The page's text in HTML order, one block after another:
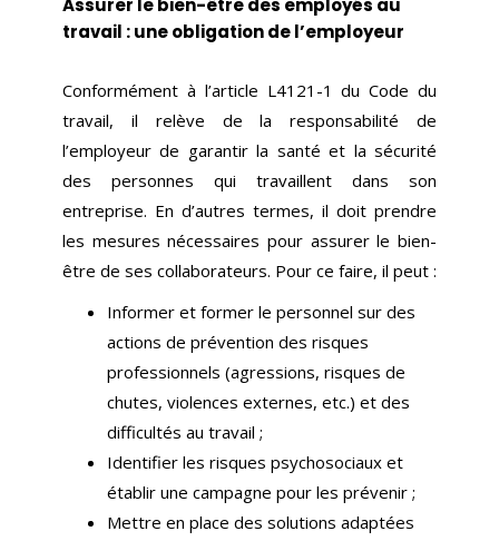
Assurer le bien-être des employés au
travail : une obligation de l’employeur
Conformément à l’article L4121-1 du Code du
travail, il relève de la responsabilité de
l’employeur de garantir la santé et la sécurité
des personnes qui travaillent dans son
entreprise. En d’autres termes, il doit prendre
les mesures nécessaires pour assurer le bien-
être de ses collaborateurs. Pour ce faire, il peut :
Informer et former le personnel sur des
actions de prévention des risques
professionnels (agressions, risques de
chutes, violences externes, etc.) et des
difficultés au travail ;
Identifier les risques psychosociaux et
établir une campagne pour les prévenir ;
Mettre en place des solutions adaptées